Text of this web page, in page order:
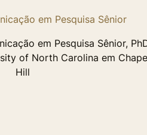
em Pesquisa Sênior
em Pesquisa Sênior,
of North Carolina em
Hill